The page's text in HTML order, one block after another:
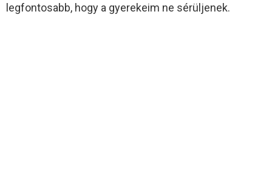
legfontosabb, hogy a gyerekeim ne sérüljenek.